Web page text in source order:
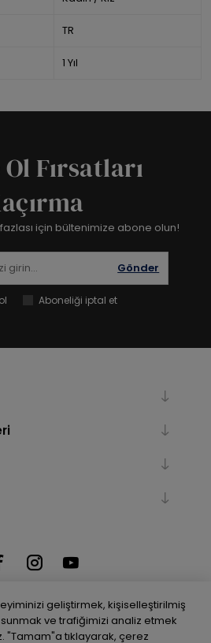
TR
1 Yıl
Fırsatları
için bültenimize abone olun!
Gönder
Aboneliği iptal et
bynopCommerce
geliştirmek, kişiselleştirilmiş
ve trafiğimizi analiz etmek
"Tamam"a tıklayarak, çerez